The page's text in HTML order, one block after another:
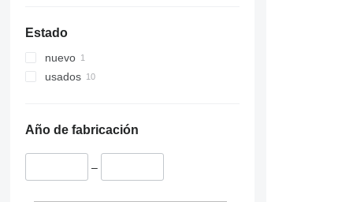
Estado
nuevo
usados
Año de fabricación
–